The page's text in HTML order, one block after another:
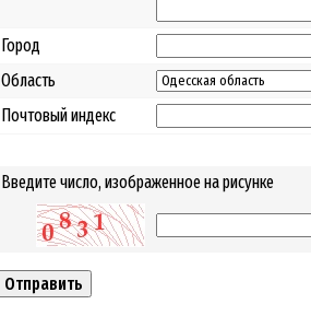
Город
Область
Почтовый индекс
Введите число, изображенное на рисунке